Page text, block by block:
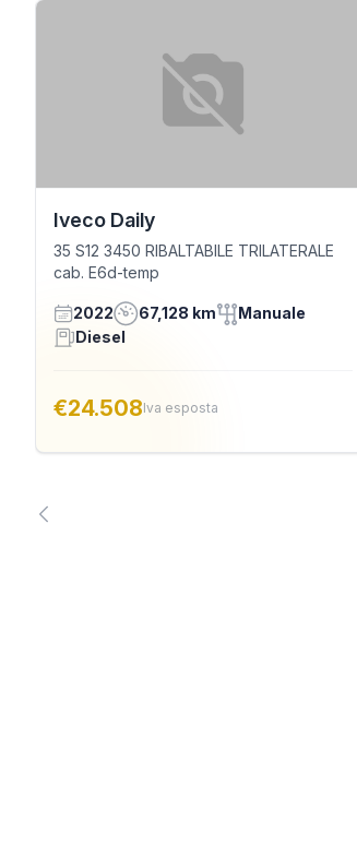
Iveco Daily
35 S12 3450 RIBALTABILE TRILATERALE
cab. E6d-temp
2022 67,128 km
Manuale
Diesel
€24.508Iva esposta